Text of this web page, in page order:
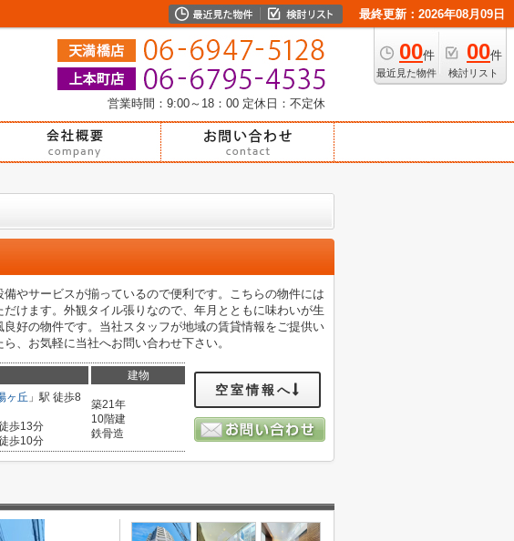
最終更新：2026年08月09日
00件
最近見た物件
00件
検討リスト
営業時間：9:00～18：00 定休日：不定休
やサービスが揃っているので便利です。こちらの物件には
けます。外観タイル張りなので、年月とともに味わいが生
好の物件です。当社スタッフが地域の賃貸情報をご提供い
、お気軽に当社へお問い合わせ下さい。
建物
ヶ丘 」駅 徒歩8
歩13分
歩10分
築21年
10階建
鉄骨造
空室情報へ